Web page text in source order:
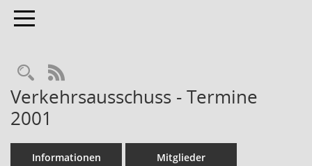
Toggle navigation
RSS-Feed
Verkehrsausschuss - Termine
2001
Informationen Mitglieder